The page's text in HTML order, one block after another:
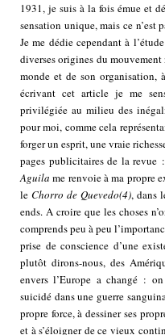
1931, je suis à la fois émue et
sensation unique, mais ce n’est
Je me dédie cependant à
diverses origines du
monde et de son organisation,
écrivant cet article je me
privilégiée au milieu des
pour moi, comme cela
forger un esprit, une vraie
pages publicitaires de la revue
Aguila me renvoie à ma propre
le Chorro de Quevedo(4), dans
ends. A croire que les choses
comprends peu à peu
prise de conscience d’une
plutôt dirons-nous, des
envers l’Europe a changé :
suicidé dans une guerre
propre force, à dessiner ses
et à s’éloigner de ce vieux